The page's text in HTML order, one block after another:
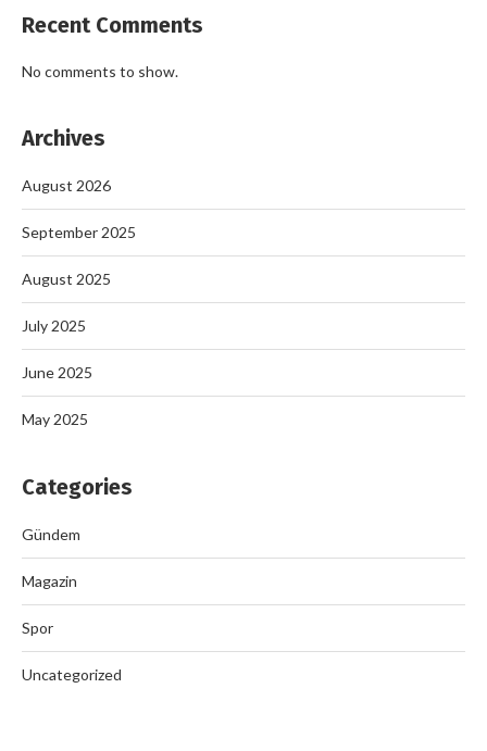
Recent Comments
No comments to show.
Archives
August 2026
September 2025
August 2025
July 2025
June 2025
May 2025
Categories
Gündem
Magazin
Spor
Uncategorized